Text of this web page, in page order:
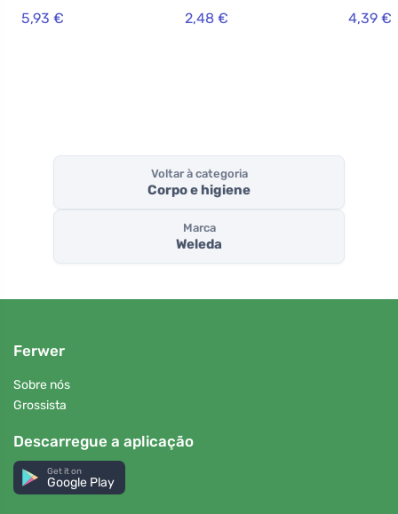
5,93 € 2,48 € 4,39 €
Voltar à categoria
Corpo e higiene
Marca
Weleda
Ferwer
Sobre nós
Grossista
Descarregue a aplicação
Get it on
Google Play